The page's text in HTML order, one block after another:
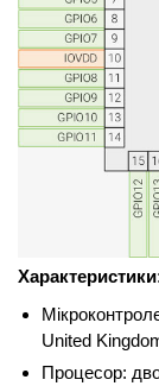
United
Процесор: